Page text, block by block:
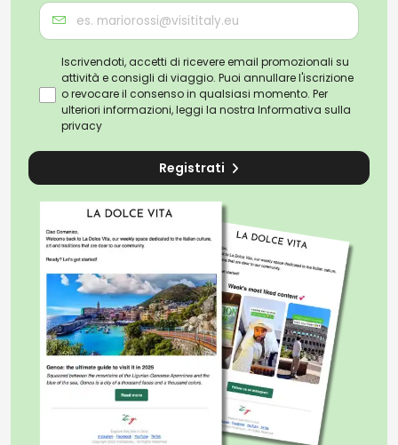
Iscrivendoti, accetti di ricevere email promozionali su
attività e consigli di viaggio. Puoi annullare l'iscrizione
o revocare il consenso in qualsiasi momento. Per
ulteriori informazioni, leggi la nostra Informativa sulla
privacy
Registrati